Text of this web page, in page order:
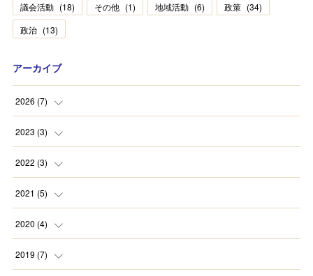
議会活動 (18) その他 (1) 地域活動 (6) 政策 (34)
政治 (13)
アーカイブ
2026 (7)
( )
( )
(
2023 (3)
( )
( )
2022 (3)
( )
( )
(
2021 (5)
( )
( )
2020 (4)
( )
2019 (7)